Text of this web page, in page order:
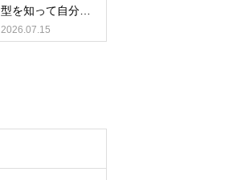
型を知って自分に
合った靴選びをし
ましょう
2026.07.15